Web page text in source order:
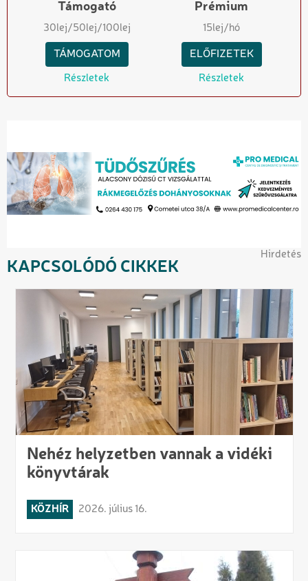
Támogató
30lej/50lej/100lej
TÁMOGATOM
Részletek
Prémium
15lej/hó
ELŐFIZETEK
Részletek
Hirdetés
KAPCSOLÓDÓ CIKKEK
Nehéz helyzetben vannak a vidéki
könyvtárak
KÖZHÍR 2026. július 16.